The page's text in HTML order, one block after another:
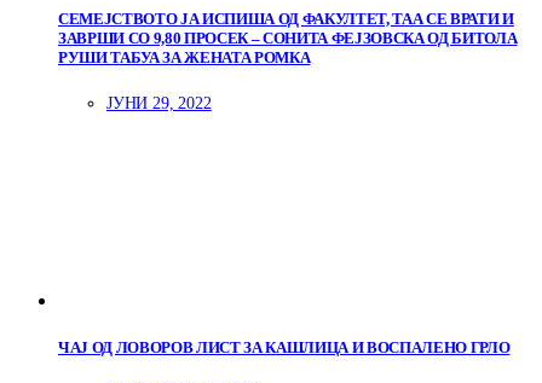
СЕМЕЈСТВОТО ЈА ИСПИША ОД ФАКУЛТЕТ, ТАА СЕ ВРАТИ И
ЗАВРШИ СО 9,80 ПРОСЕК – СОНИТА ФЕЈЗОВСКА ОД БИТОЛА
РУШИ ТАБУА ЗА ЖЕНАТА РОМКА
ЈУНИ 29, 2022
ЧАЈ ОД ЛОВОРОВ ЛИСТ ЗА КАШЛИЦА И ВОСПАЛЕНО ГРЛО